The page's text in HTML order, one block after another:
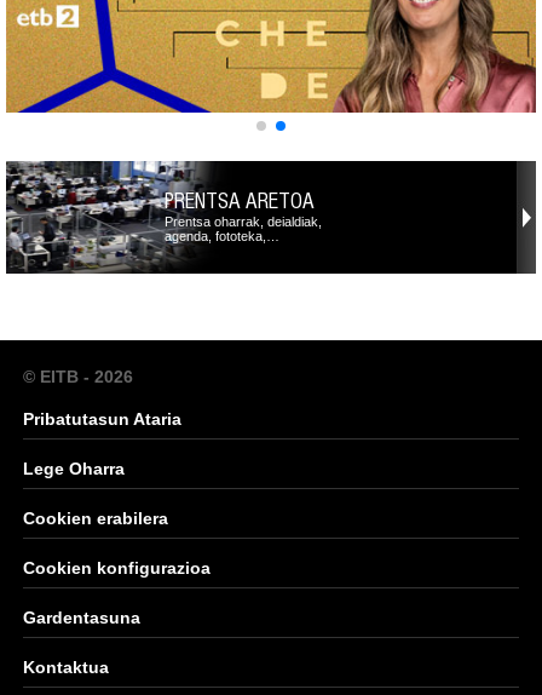
PRENTSA ARETOA
Prentsa oharrak, deialdiak,
agenda, fototeka,…
© EITB - 2026
Pribatutasun Ataria
Lege Oharra
Cookien erabilera
Cookien konfigurazioa
Gardentasuna
Kontaktua